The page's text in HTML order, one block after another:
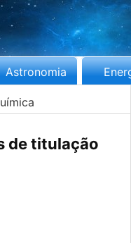
Astronomia
de titulação